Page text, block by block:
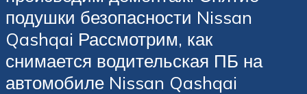
подушки безопасности Nissan
Qashqai Рассмотрим, как
снимается водительская ПБ на
автомобиле Nissan Qashqai